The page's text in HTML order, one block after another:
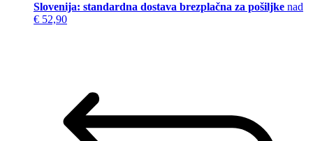
Slovenija: standardna dostava brezplačna za pošiljke nad
€ 52,90